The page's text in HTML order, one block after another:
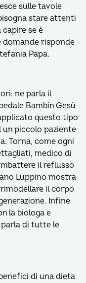
sulle tavole
stare attenti
se è
risponde
Papa.
ne parla il
Bambin Gesù
questo tipo
piccolo paziente
Torna, come ogni
medico di
il reflusso
Luppino mostra
il corpo
Infine
la biologa e
parla di tutte le
di una dieta